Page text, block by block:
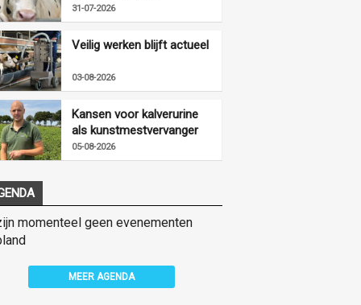
vriendelijker
31-07-2026
Veilig werken blijft actueel
03-08-2026
Kansen voor kalverurine
als kunstmestvervanger
05-08-2026
momenteel geen evenementen
MEER AGENDA